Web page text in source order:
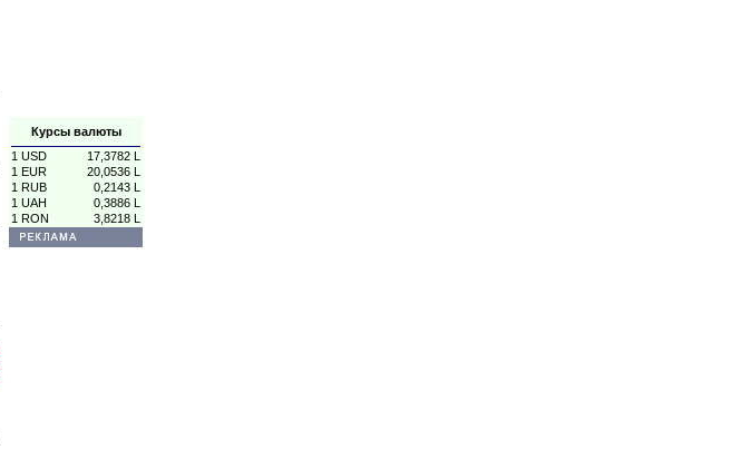
Курсы валюты
1 USD
17,3782 L
1 EUR
20,0536 L
1 RUB
0,2143 L
1 UAH
0,3886 L
1 RON
3,8218 L